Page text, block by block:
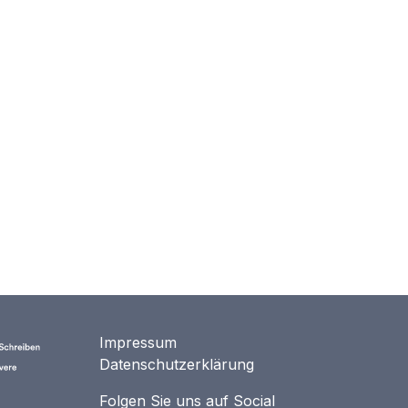
Impressum
Datenschutzerklärung
Folgen Sie uns auf Social